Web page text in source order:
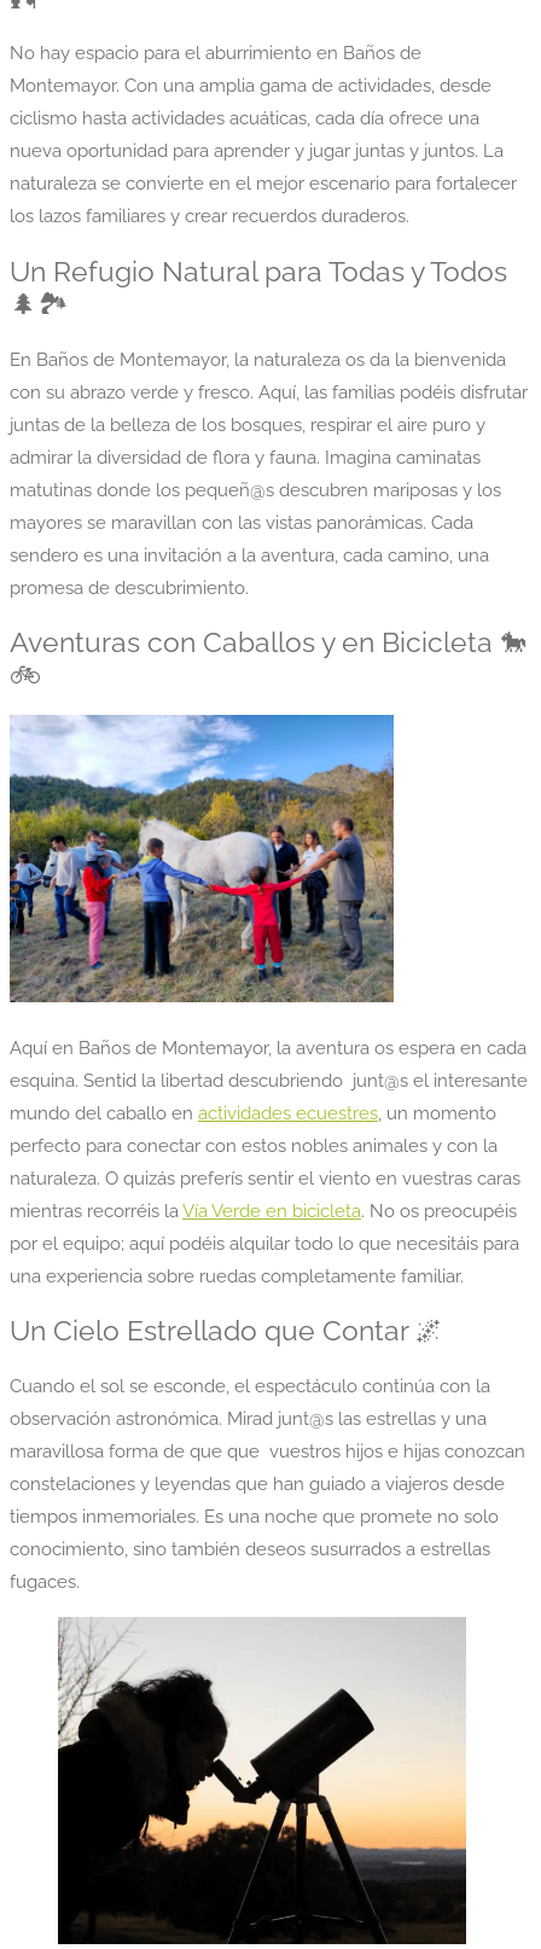
No hay espacio para el aburrimiento en Baños de
Montemayor. Con una amplia gama de actividades, desde
ciclismo hasta actividades acuáticas, cada día ofrece una
nueva oportunidad para aprender y jugar juntas y juntos. La
naturaleza se convierte en el mejor escenario para fortalecer
los lazos familiares y crear recuerdos duraderos.
Un Refugio Natural para Todas y Todos
🌲🏞️
En Baños de Montemayor, la naturaleza os da la bienvenida
con su abrazo verde y fresco. Aquí, las familias podéis disfrutar
juntas de la belleza de los bosques, respirar el aire puro y
admirar la diversidad de flora y fauna. Imagina caminatas
matutinas donde los pequeñ@s descubren mariposas y los
mayores se maravillan con las vistas panorámicas. Cada
sendero es una invitación a la aventura, cada camino, una
promesa de descubrimiento.
Aventuras con Caballos y en Bicicleta 🐎
🚲
Aquí en Baños de Montemayor, la aventura os espera en cada
esquina. Sentid la libertad descubriendo junt@s el interesante
mundo del caballo en actividades ecuestres , un momento
perfecto para conectar con estos nobles animales y con la
naturaleza. O quizás preferís sentir el viento en vuestras caras
mientras recorréis la Vía Verde en bicicleta. No os preocupéis
por el equipo; aquí podéis alquilar todo lo que necesitáis para
una experiencia sobre ruedas completamente familiar.
Un Cielo Estrellado que Contar 🌌
Cuando el sol se esconde, el espectáculo continúa con la
observación astronómica. Mirad junt@s las estrellas y una
maravillosa forma de que que vuestros hijos e hijas conozcan
constelaciones y leyendas que han guiado a viajeros desde
tiempos inmemoriales. Es una noche que promete no solo
conocimiento, sino también deseos susurrados a estrellas
fugaces.